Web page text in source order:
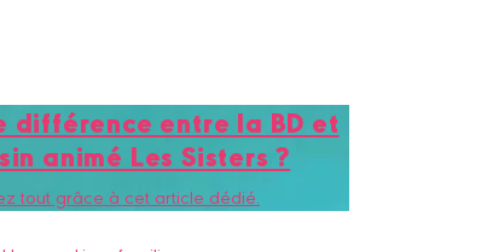
différence entre la BD et
animé Les Sisters ?
tout grâce à cet article dédié.